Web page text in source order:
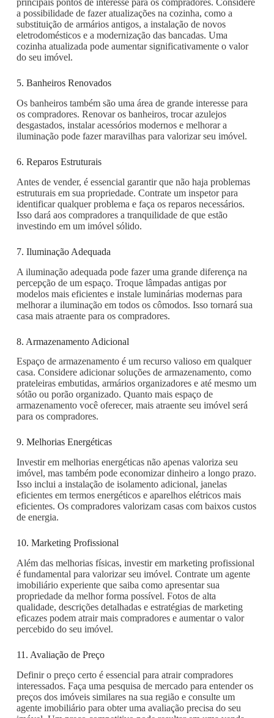
principais pontos de interesse para os compradores. Considere
a possibilidade de fazer atualizações na cozinha, como a
substituição de armários antigos, a instalação de novos
eletrodomésticos e a modernização das bancadas. Uma
cozinha atualizada pode aumentar significativamente o valor
do seu imóvel.
5. Banheiros Renovados
Os banheiros também são uma área de grande interesse para
os compradores. Renovar os banheiros, trocar azulejos
desgastados, instalar acessórios modernos e melhorar a
iluminação pode fazer maravilhas para valorizar seu imóvel.
6. Reparos Estruturais
Antes de vender, é essencial garantir que não haja problemas
estruturais em sua propriedade. Contrate um inspetor para
identificar qualquer problema e faça os reparos necessários.
Isso dará aos compradores a tranquilidade de que estão
investindo em um imóvel sólido.
7. Iluminação Adequada
A iluminação adequada pode fazer uma grande diferença na
percepção de um espaço. Troque lâmpadas antigas por
modelos mais eficientes e instale luminárias modernas para
melhorar a iluminação em todos os cômodos. Isso tornará sua
casa mais atraente para os compradores.
8. Armazenamento Adicional
Espaço de armazenamento é um recurso valioso em qualquer
casa. Considere adicionar soluções de armazenamento, como
prateleiras embutidas, armários organizadores e até mesmo um
sótão ou porão organizado. Quanto mais espaço de
armazenamento você oferecer, mais atraente seu imóvel será
para os compradores.
9. Melhorias Energéticas
Investir em melhorias energéticas não apenas valoriza seu
imóvel, mas também pode economizar dinheiro a longo prazo.
Isso inclui a instalação de isolamento adicional, janelas
eficientes em termos energéticos e aparelhos elétricos mais
eficientes. Os compradores valorizam casas com baixos custos
de energia.
10. Marketing Profissional
Além das melhorias físicas, investir em marketing profissional
é fundamental para valorizar seu imóvel. Contrate um agente
imobiliário experiente que saiba como apresentar sua
propriedade da melhor forma possível. Fotos de alta
qualidade, descrições detalhadas e estratégias de marketing
eficazes podem atrair mais compradores e aumentar o valor
percebido do seu imóvel.
11. Avaliação de Preço
Definir o preço certo é essencial para atrair compradores
interessados. Faça uma pesquisa de mercado para entender os
preços dos imóveis similares na sua região e consulte um
agente imobiliário para obter uma avaliação precisa do seu